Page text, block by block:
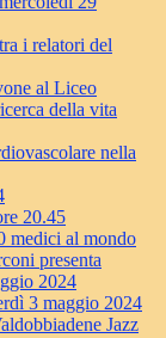
i relatori del
al Liceo
della vita
nella
20.45
medici al mondo
presenta
2024
3 maggio 2024
Jazz